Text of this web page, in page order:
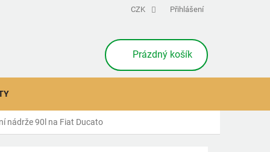
CZK Přihlášení
NÁKUPNÍ
KOŠÍK
Prázdný košík
nádrže 90l na Fiat Ducato